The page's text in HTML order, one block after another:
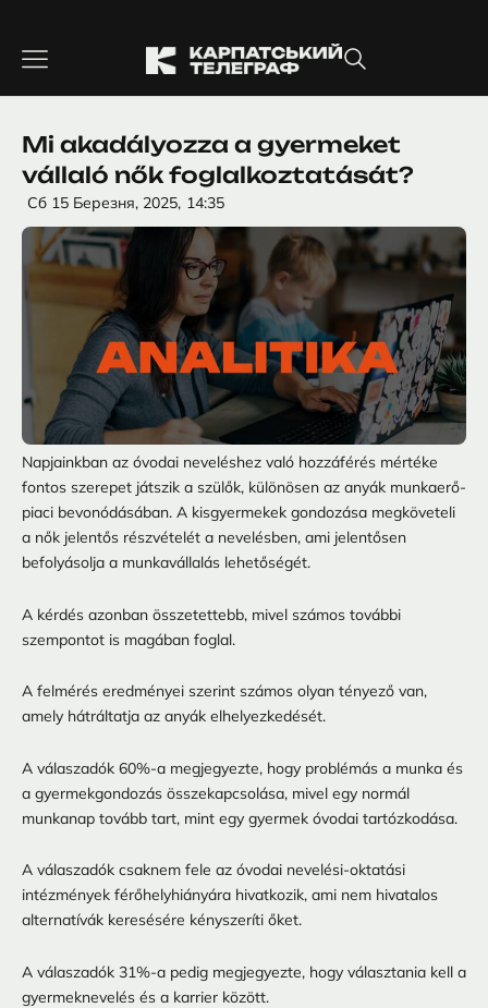
вмісту
Mi akadályozza a gyermeket
vállaló nők foglalkoztatását?
Сб 15 Березня, 2025, 14:35
Napjainkban az óvodai neveléshez való hozzáférés mértéke
fontos szerepet játszik a szülők, különösen az anyák munkaerő-
piaci bevonódásában. A kisgyermekek gondozása megköveteli
a nők jelentős részvételét a nevelésben, ami jelentősen
befolyásolja a munkavállalás lehetőségét.
A kérdés azonban összetettebb, mivel számos további
szempontot is magában foglal.
A felmérés eredményei szerint számos olyan tényező van,
amely hátráltatja az anyák elhelyezkedését.
A válaszadók 60%-a megjegyezte, hogy problémás a munka és
a gyermekgondozás összekapcsolása, mivel egy normál
munkanap tovább tart, mint egy gyermek óvodai tartózkodása.
A válaszadók csaknem fele az óvodai nevelési-oktatási
intézmények férőhelyhiányára hivatkozik, ami nem hivatalos
alternatívák keresésére kényszeríti őket.
A válaszadók 31%-a pedig megjegyezte, hogy választania kell a
gyermeknevelés és a karrier között.